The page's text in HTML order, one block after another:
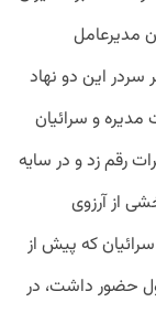
مدیرعامل
سردر این دو نهاد
و سرائیان
رقم زد و در سایه
از آرزوی
که پیش از
حضور داشت، در